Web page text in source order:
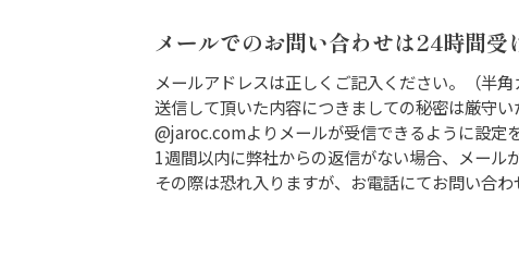
メールでのお問い合わせは24時間受
メールアドレスは正しくご記入ください。（半
送信して頂いた内容につきましての秘密は厳守い
@jaroc.comよりメールが受信できるように設定
1週間以内に弊社からの返信がない場合、メール
その際は恐れ入りますが、お電話にてお問い